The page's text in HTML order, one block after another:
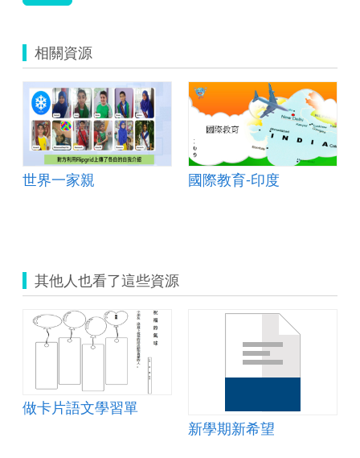
相關資源
世界一家親 國際教育-印度
其他人也看了這些資源
做卡片語文學習單
新學期新希望